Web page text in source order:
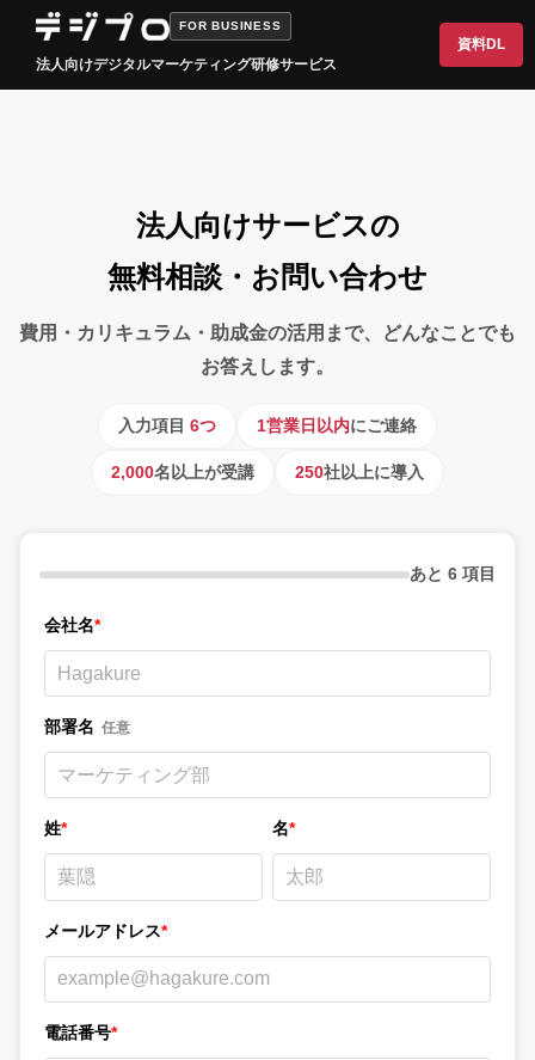
FOR BUSINESS
法人向けデジタルマーケティング研修サービス
資料DL
法人向けサービスの
無料相談・お問い合わせ
費用・カリキュラム・助成金の活用まで、どんなことでも
お答えします。
入力項目 6つ 1営業日以内にご連絡
2,000名以上が受講 250社以上に導入
あと 6 項目
会社名*
部署名 任意
姓* 名*
メールアドレス*
電話番号*